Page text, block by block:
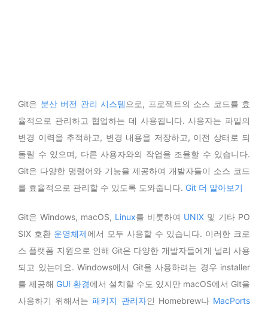
Git은 분산 버전 관리 시스템 으로, 프로젝트의 소스 코드를 효
율적으로 관리하고 협업하는 데 사용됩니다. 사용자는 파일의
변경 이력을 추적하고, 변경 내용을 저장하고, 이전 상태로 되
돌릴 수 있으며, 다른 사용자와의 작업을 조율할 수 있습니다.
Git은 다양한 명령어와 기능을 제공하여 개발자들이 소스 코드
를 효율적으로 관리할 수 있도록 도와줍니다. Git 더 알아보기
Git은 Windows, macOS, Linux를 비롯하여 UNIX 및 기타 PO
SIX 호환 운영체제에서 모두 사용할 수 있습니다. 이러한 크로
스 플랫폼 지원으로 인해 Git은 다양한 개발자들에게 널리 사용
되고 있는데요. Windows에서 Git을 사용하려는 경우 installer
를 제공해 GUI 환경에서 설치할 수도 있지만 macOS에서 Git을
사용하기 위해서는패키지 관리자인 Homebrew나 MacPorts